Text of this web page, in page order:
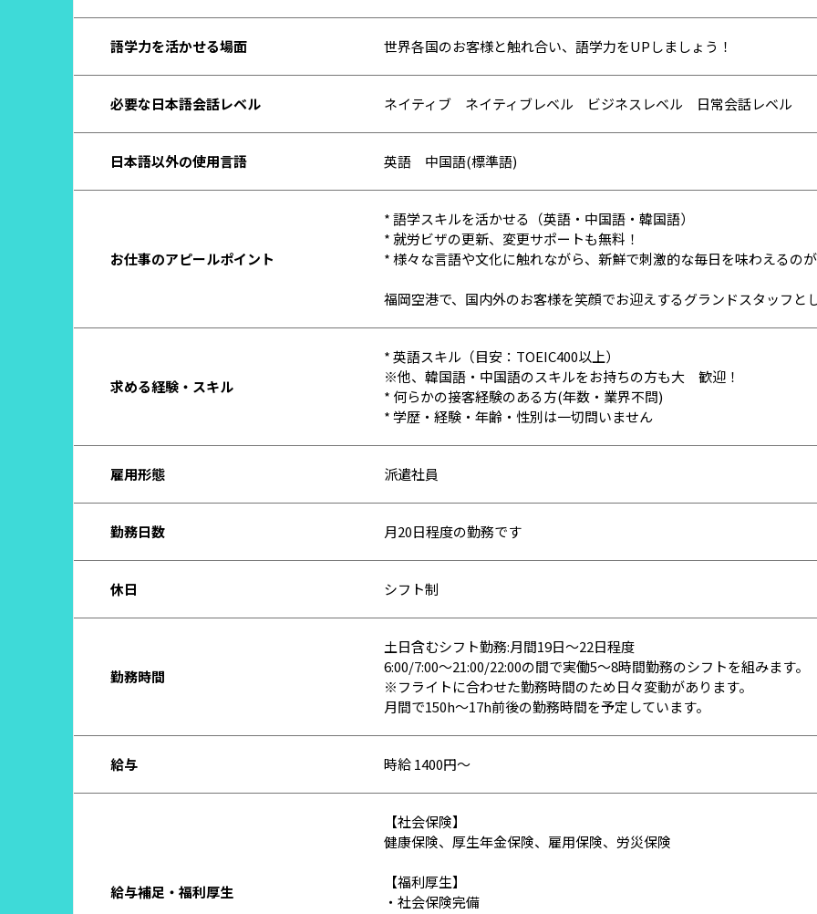
語学力を活かせる場面 世界各国のお客様と触れ合い、語学力をUPしましょう！
必要な日本語会話レベル ネイティブ ネイティブレベル ビジネスレベル 日常会話レベル
日本語以外の使用言語 英語 中国語(標準語)
お仕事のアピールポイント
* 語学スキルを活かせる（英語・中国語・韓国語）
* 就労ビザの更新、変更サポートも無料！
* 様々な言語や文化に触れながら、新鮮で刺激的な毎日を味わえるの
福岡空港で、国内外のお客様を笑顔でお迎えするグランドスタッフと
求める経験・スキル
* 英語スキル（目安：TOEIC400以上）
※他、韓国語・中国語のスキルをお持ちの方も大 歓迎！
* 何らかの接客経験のある方(年数・業界不問)
* 学歴・経験・年齢・性別は一切問いません
雇用形態 派遣社員
勤務日数 月20日程度の勤務です
休日 シフト制
勤務時間
土日含むシフト勤務:月間19日～22日程度
6:00/7:00～21:00/22:00の間で実働5～8時間勤務のシフトを組みます。
※フライトに合わせた勤務時間のため日々変動があります。
月間で150h～17h前後の勤務時間を予定しています。
給与 時給 1400円～
給与補足・福利厚生
【社会保険】
健康保険、厚生年金保険、雇用保険、労災保険
【福利厚生】
・社会保険完備